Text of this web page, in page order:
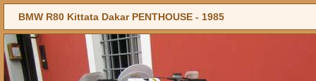
BMW R80 Kittata Dakar PENTHOUSE - 1985